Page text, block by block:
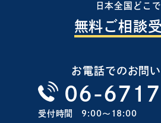
日本全国どこ
無料ご相談
お電話でのお問
06-
受付時間 9:00〜18:00